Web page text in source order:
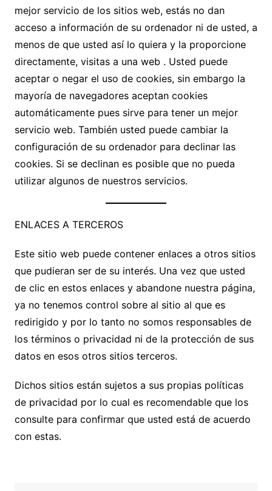
mejor servicio de los sitios web, estás no dan
acceso a información de su ordenador ni de usted, a
menos de que usted así lo quiera y la proporcione
directamente, visitas a una web . Usted puede
aceptar o negar el uso de cookies, sin embargo la
mayoría de navegadores aceptan cookies
automáticamente pues sirve para tener un mejor
servicio web. También usted puede cambiar la
configuración de su ordenador para declinar las
cookies. Si se declinan es posible que no pueda
utilizar algunos de nuestros servicios.
ENLACES A TERCEROS
Este sitio web puede contener enlaces a otros sitios
que pudieran ser de su interés. Una vez que usted
de clic en estos enlaces y abandone nuestra página,
ya no tenemos control sobre al sitio al que es
redirigido y por lo tanto no somos responsables de
los términos o privacidad ni de la protección de sus
datos en esos otros sitios terceros.
Dichos sitios están sujetos a sus propias políticas
de privacidad por lo cual es recomendable que los
consulte para confirmar que usted está de acuerdo
con estas.